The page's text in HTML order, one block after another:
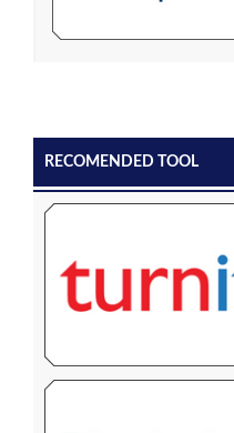
RECOMENDED TOOL